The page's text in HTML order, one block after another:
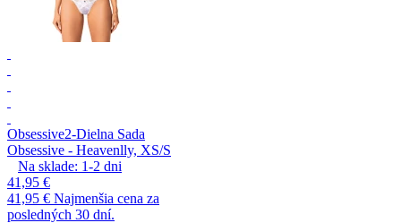
Obsessive2-Dielna Sada
Obsessive - Heavenlly, XS/S
Na sklade: 1-2 dni
41,95 €
41,95 € Najmenšia cena za
posledných 30 dní.